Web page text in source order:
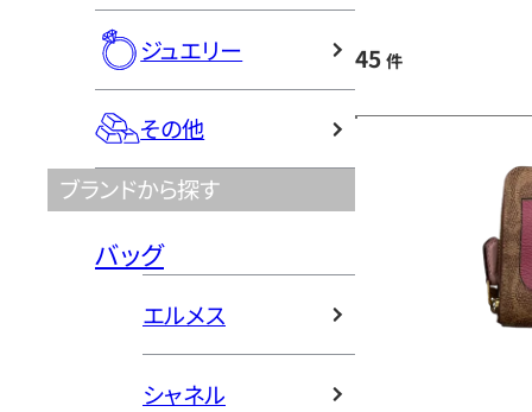
ジュエリー
その他
ブランドから探す
バッグ
エルメス
シャネル
45 件